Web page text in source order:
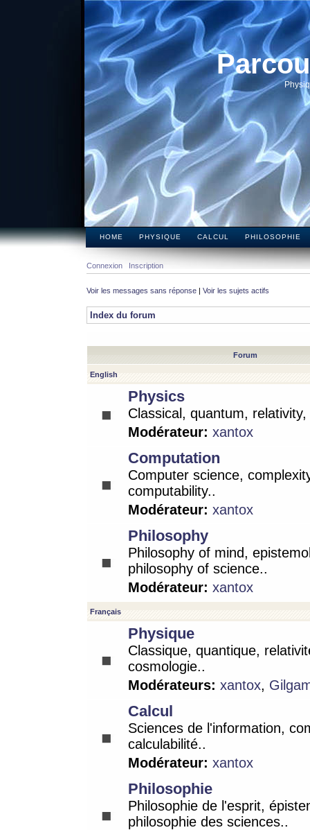
HOME PHYSIQUE CALCUL PHILOSOPHIE
Connexion Inscription
Voir les messages sans réponse | Voir les sujets actifs
Index du forum
Forum
English
Physics
Classical, quantum,
Modérateur: xantox
Computation
Computer science,
computability..
Modérateur: xantox
Philosophy
Philosophy of mind,
philosophy of science..
Modérateur: xantox
Français
Physique
Classique, quantique,
cosmologie..
Modérateurs: xantox,
Calcul
Sciences de l'information,
calculabilité..
Modérateur: xantox
Philosophie
Philosophie de l'esprit,
philosophie des sciences..